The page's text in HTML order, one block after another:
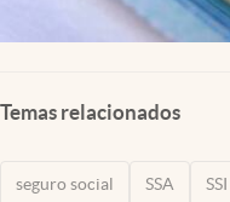
Temas relacionados
seguro social SSA SSI